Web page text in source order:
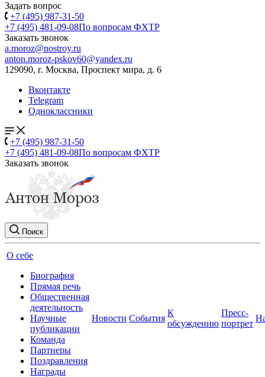
Задать вопрос
+7 (495) 987-31-50
+7 (495) 481-09-08По вопросам ФХТР
Заказать звонок
a.moroz@nostroy.ru
anton.moroz-pskov60@yandex.ru
129090, г. Москва, Проспект мира, д. 6
Вконтакте
Telegram
Одноклассники
+7 (495) 987-31-50
+7 (495) 481-09-08По вопросам ФХТР
Заказать звонок
Поиск
О себе
Биография
Прямая речь
Общественная
деятельность
Научные
публикации
Команда
Партнеры
Поздравления
Награды
Новости События
К
обсуждению
Пресс-
портрет